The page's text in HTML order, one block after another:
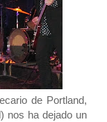
de Portland,
nos ha dejado un